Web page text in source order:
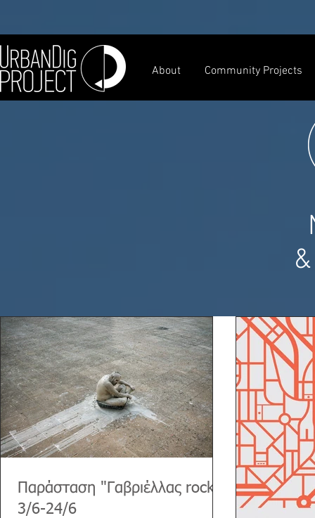
About Community Projects
Παράσταση "Γαβριέλλας rock"
3/6-24/6